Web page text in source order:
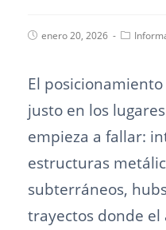
enero 20, 2026
El
justo en los
empieza a fallar:
estructuras
subterráneos,
trayectos donde el